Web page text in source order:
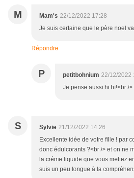
M Mam's 22/12/2022 17:28
Je suis certaine que le père noel
Répondre
P petitbohnium 22/12/2022
Je pense aussi hi hi!<br />
S Sylvie 21/12/2022 14:26
Excellente idée de votre fille ! par
donc édulcorants ?<br /> et on ne
la créme liquide que vous mettez
suis un peu longue à la